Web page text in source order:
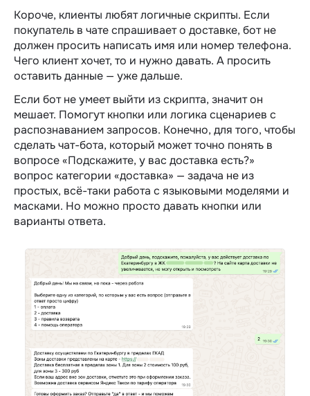
Короче, клиенты любят логичные скрипты. Если
покупатель в чате спрашивает о доставке, бот не
должен просить написать имя или номер телефона.
Чего клиент хочет, то и нужно давать. А просить
оставить данные — уже дальше.
Если бот не умеет выйти из скрипта, значит он
мешает. Помогут кнопки или логика сценариев с
распознаванием запросов. Конечно, для того, чтобы
сделать чат-бота, который может точно понять в
вопросе «Подскажите, у вас доставка есть?»
вопрос категории «доставка» — задача не из
простых, всё-таки работа с языковыми моделями и
масками. Но можно просто давать кнопки или
варианты ответа.